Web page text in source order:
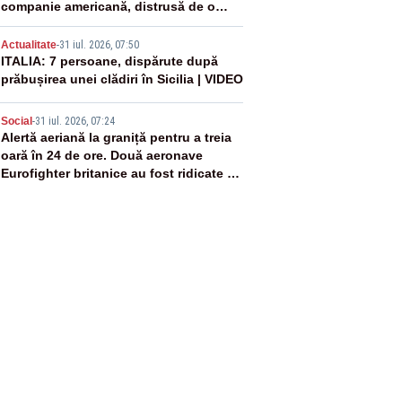
companie americană, distrusă de o
rachetă rusească
Actualitate-31 iul. 2026, 07:50
ITALIA: 7 persoane, dispărute după
prăbușirea unei clădiri în Sicilia | VIDEO
Social -31 iul. 2026, 07:24
Alertă aeriană la graniță pentru a treia
oară în 24 de ore. Două aeronave
Eurofighter britanice au fost ridicate de